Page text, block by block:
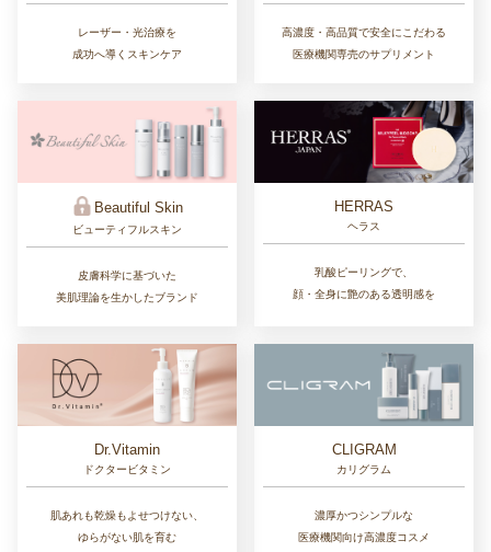
レーザー・光治療を
成功へ導くスキンケア
高濃度・高品質で安全にこだわる
医療機関専売のサプリメント
Beautiful Skin
ビューティフルスキン
皮膚科学に基づいた
美肌理論を生かしたブランド
HERRAS
ヘラス
乳酸ピーリングで、
顔・全身に艶のある透明感を
Dr.Vitamin
ドクタービタミン
肌あれも乾燥もよせつけない、
ゆらがない肌を育む
CLIGRAM
カリグラム
濃厚かつシンプルな
医療機関向け高濃度コスメ